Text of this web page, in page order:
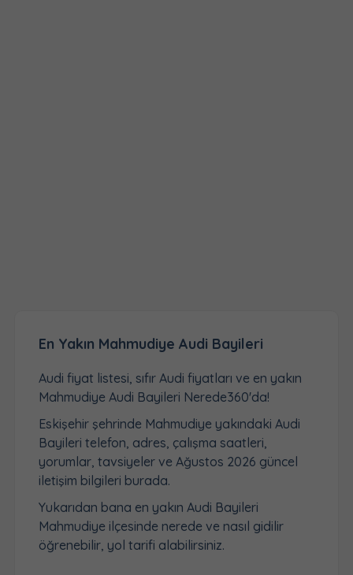
En Yakın Mahmudiye Audi Bayileri
Audi fiyat listesi, sıfır Audi fiyatları ve en yakın
Mahmudiye Audi Bayileri Nerede360'da!
Eskişehir şehrinde Mahmudiye yakındaki Audi
Bayileri telefon, adres, çalışma saatleri,
yorumlar, tavsiyeler ve Ağustos 2026 güncel
iletişim bilgileri burada.
Yukarıdan bana en yakın Audi Bayileri
Mahmudiye ilçesinde nerede ve nasıl gidilir
öğrenebilir, yol tarifi alabilirsiniz.